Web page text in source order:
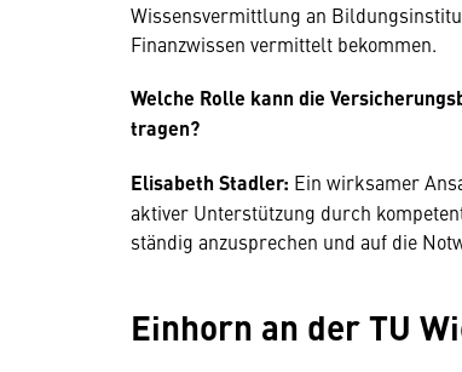
Wissensvermittlung an
Finanzwissen vermittelt bekommen.
Welche Rolle kann die
tragen?
Elisabeth Stadler: Ein wirksamer
aktiver Unterstützung durch
ständig anzusprechen und auf die
Einhorn an der TU